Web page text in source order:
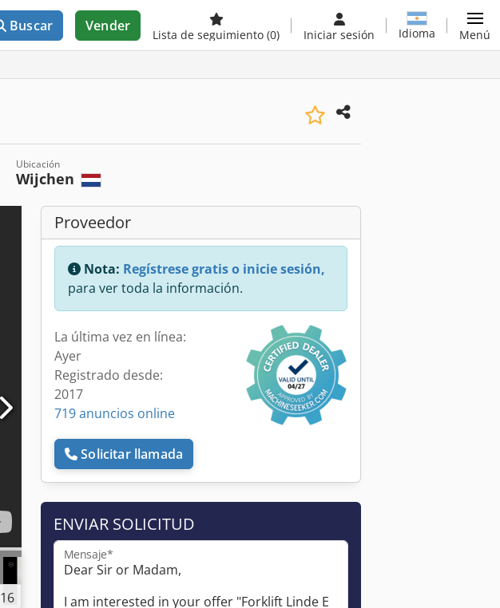
Buscar Vender
Lista de seguimiento (0) Iniciar sesión Idioma Menú
Ubicación
Wijchen
16
Proveedor
Nota: Regístrese gratis o inicie sesión,
para ver toda la información.
La última vez en línea:
Ayer
Registrado desde:
2017
719 anuncios online
Solicitar llamada
ENVIAR SOLICITUD
Mensaje*